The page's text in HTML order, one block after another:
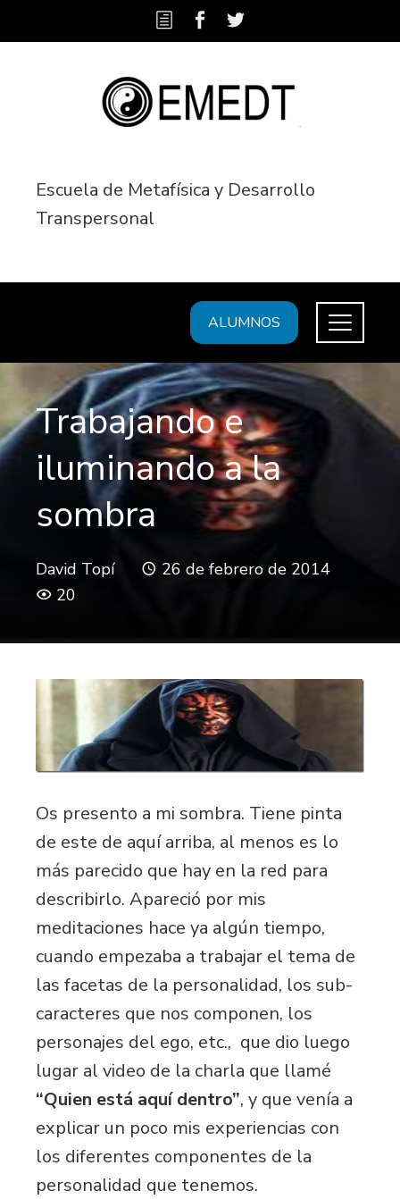
Escuela de Metafísica y Desarrollo
Transpersonal
ALUMNOS
Trabajando e
iluminando a la
sombra
David Topí
26 de febrero de 2014
20
Os presento a mi sombra. Tiene pinta
de este de aquí arriba, al menos es lo
más parecido que hay en la red para
describirlo. Apareció por mis
meditaciones hace ya algún tiempo,
cuando empezaba a trabajar el tema de
las facetas de la personalidad, los sub-
caracteres que nos componen, los
personajes del ego, etc., que dio luego
lugar al video de la charla que llamé
“Quien está aquí dentro”, y que venía a
explicar un poco mis experiencias con
los diferentes componentes de la
personalidad que tenemos.